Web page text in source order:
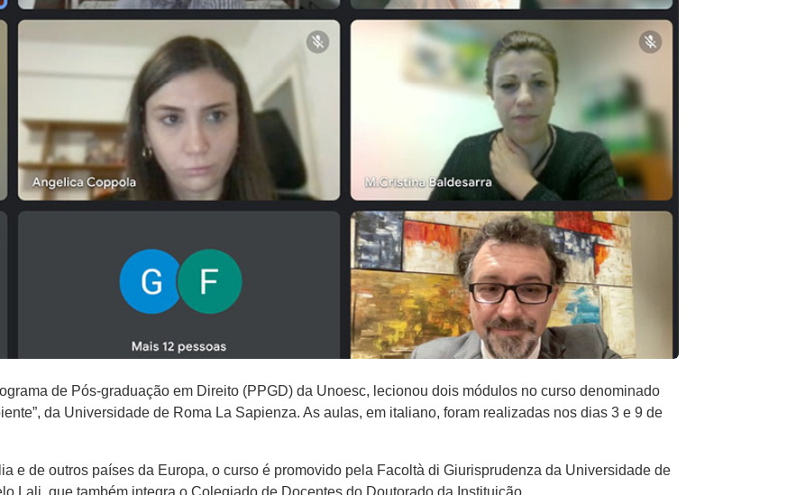
de Pós-graduação em Direito (PPGD) da Unoesc, lecionou dois módulos no curso denominado
da Universidade de Roma La Sapienza. As aulas, em italiano, foram realizadas nos dias 3 e 9 de
e de outros países da Europa, o curso é promovido pela Facoltà di Giurisprudenza da Universidade de